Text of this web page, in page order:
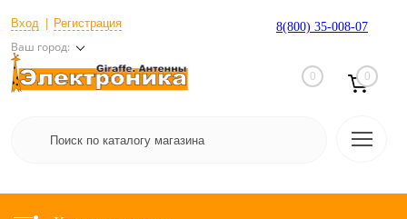
Вход Регистрация
Ваш город:
8(800) 35-008-07
0 0